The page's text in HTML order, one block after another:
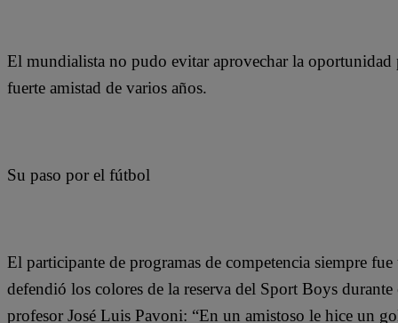
El mundialista no pudo evitar aprovechar la
fuerte amistad de varios años.
Su paso por el fútbol
El participante de programas de competencia siempre
defendió los colores de la reserva del Sport Boys
profesor José Luis Pavoni: “En un amistoso le hice un